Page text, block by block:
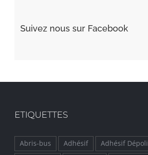
Suivez nous sur Facebook
ETIQUETTES
Abris-bus Adhésif Adhésif Dépoli